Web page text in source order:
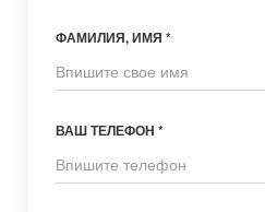
ФАМИЛИЯ, ИМЯ *
ВАШ ТЕЛЕФОН *